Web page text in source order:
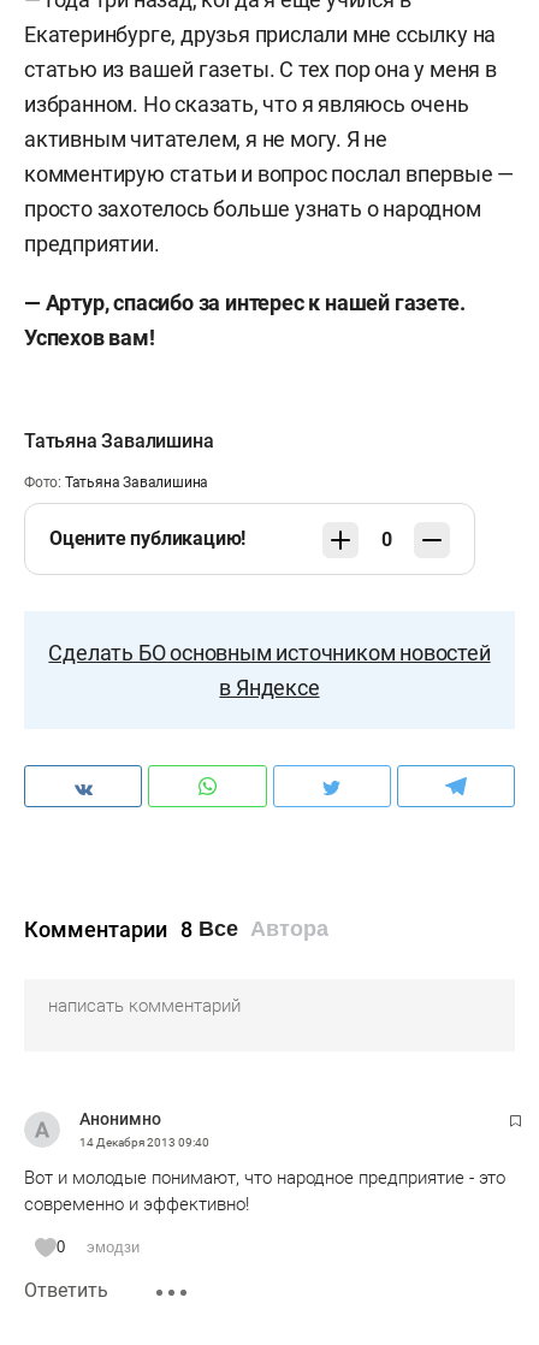
Екатеринбурге, друзья прислали мне ссылку на
статью из вашей газеты. С тех пор она у меня в
избранном. Но сказать, что я являюсь очень
активным читателем, я не могу. Я не
комментирую статьи и вопрос послал впервые —
просто захотелось больше узнать о народном
предприятии.
— Артур, спасибо за интерес к нашей газете.
Успехов вам!
Татьяна Завалишина
Фото: Татьяна Завалишина
Оцените публикацию! 0
Сделать БО основным источником новостей
в Яндексе
Комментарии 8 Все Автора
Анонимно
14 Декабря 2013 09:40
Вот и молодые понимают, что народное предприятие - это
современно и эффективно!
0 эмодзи
Ответить